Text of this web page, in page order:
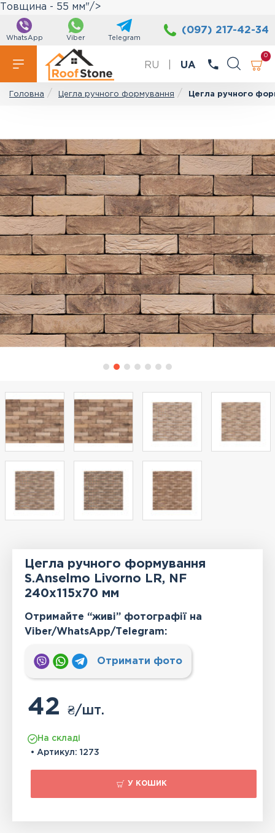
Товщина - 55 мм"/>
WhatsApp Viber Telegram
(097) 217-42-34
RU UA
0
Головна Цегла ручного формування Цегла ручного
Цегла ручного формування
S.Anselmo Livorno LR, NF
240x115x70 мм
Отримайте “живі” фотографії на
Viber/WhatsApp/Тelegram:
Отримати фото
42₴/шт.
На складі
• Артикул: 1273
У КОШИК